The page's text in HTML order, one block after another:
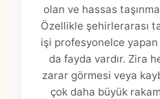
olan ve hassas
Özellikle şehirlerarası
işi profesyonelce
da fayda vardır. Zira
zarar görmesi veya
çok daha büyük